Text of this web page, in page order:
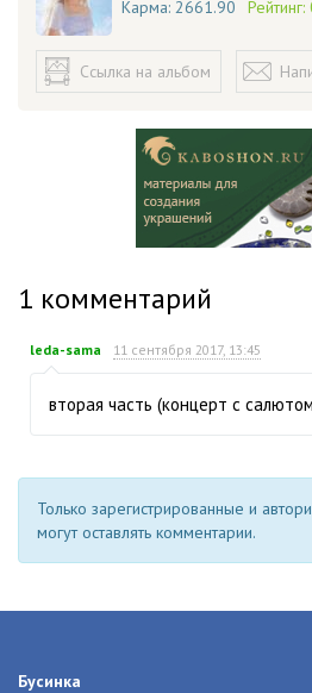
Карма: 2661.90 Рейтинг:
Ссылка на альбом
1 комментарий
leda-sama 11 сентября 2017, 13:45
вторая часть (концерт с
Только зарегистрированные и
могут оставлять комментарии.
Бусинка